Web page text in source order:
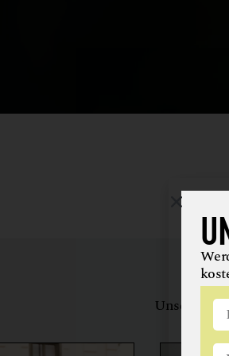
Unsere